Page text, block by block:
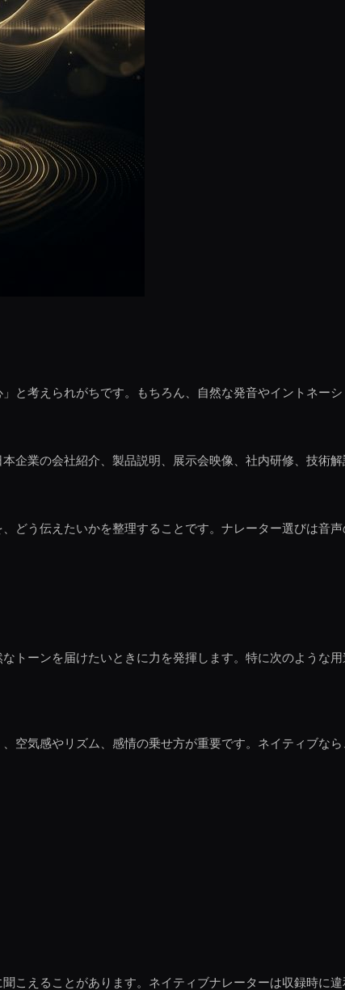
と考えられがちです。もちろん、自然な発音やイントネー
企業の会社紹介、製品説明、展示会映像、社内研修、技術
どう伝えたいかを整理することです。ナレーター選びは音
トーンを届けたいときに力を発揮します。特に次のような
空気感やリズム、感情の乗せ方が重要です。ネイティブな
こえることがあります。ネイティブナレーターは収録時に